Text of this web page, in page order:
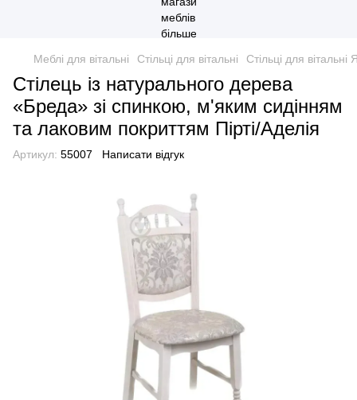
Меблі для вітальні Стільці для вітальні Стільці для вітальні
Стілець із натурального дерева
«Бреда» зі спинкою, м'яким сидінням
та лаковим покриттям Пірті/Аделія
Артикул: 55007 Написати відгук